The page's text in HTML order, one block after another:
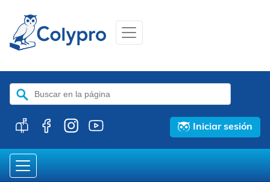
Buscar:
Iniciar sesión